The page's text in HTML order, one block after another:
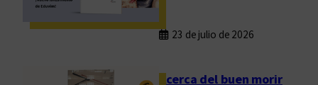
i
r
23 de julio de 2026
Acerca del buen morir